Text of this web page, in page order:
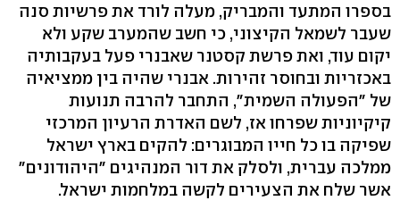
בספרו המתעד והמבריק, מעלה לורד את פרשיות סנה
שעבר לשמאל הקיצוני, כי חשב שהמערב שקע ולא
יקום עוד, ואת פרשת קסטנר שאבנרי פעל בעקבותיה
באכזריות ובחוסר זהירות. אבנרי שהיה בין ממציאיה
של "הפעולה השמית", התחבר להרבה תנועות
קיקיוניות שפרחו אז, לשם האדרת הרעיון המרכזי
שפיקה בו כל חייו המבוגרים: להקים בארץ ישראל
ממלכה עברית, ולסלק את דור המנהיגים "היהודונים"
אשר שלח את הצעירים לקשה במלחמות ישראל.